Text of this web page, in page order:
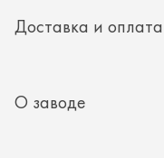
8 (351) 354-32-44